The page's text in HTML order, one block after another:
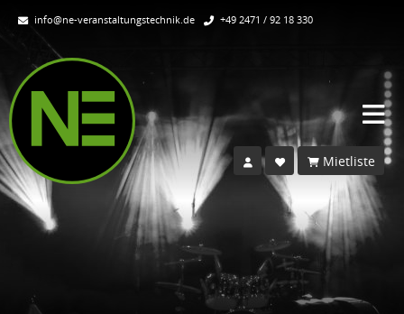
info@ne-veranstaltungstechnik.de +49 2471 / 92 18 330
Mietliste